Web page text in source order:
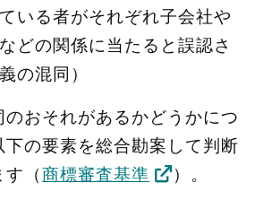
いる者がそれぞれ子会社や
どの関係に当たると誤認さ
の混同）
のおそれがあるかどうかにつ
の要素を総合勘案して判断
（商標審査基準
）。